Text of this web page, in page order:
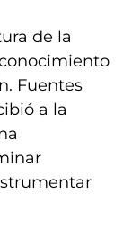
de la
Fuentes
a la